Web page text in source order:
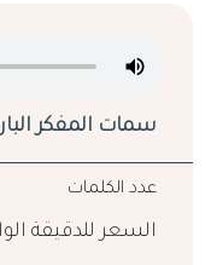
سمات المفكر
عدد الكلمات
السعر للدقيقة